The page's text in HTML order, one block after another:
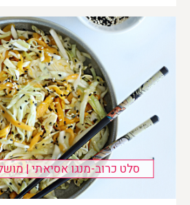
סלט כרוב-מנגו אסיאתי |